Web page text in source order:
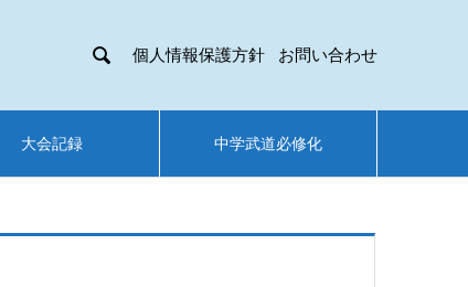
 個人情報保護方針 お問い合わせ
大会記録 中学武道必修化